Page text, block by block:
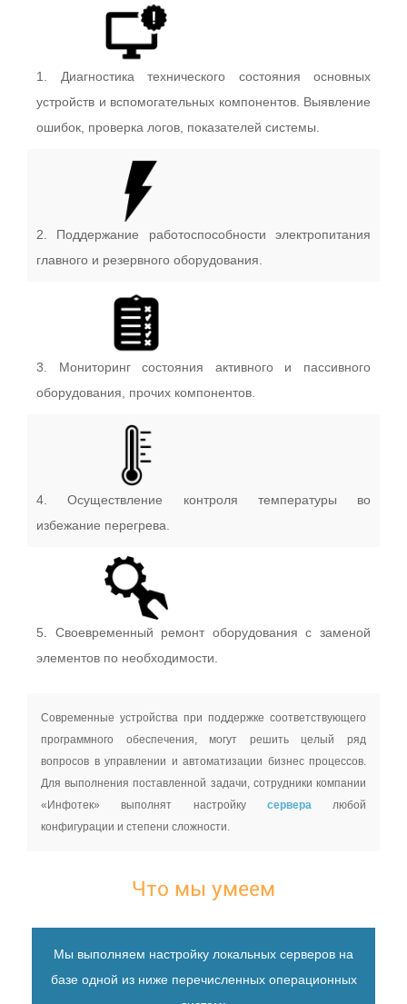
1. Диагностика технического состояния основных
устройств и вспомогательных компонентов. Выявление
ошибок, проверка логов, показателей системы.
2. Поддержание работоспособности электропитания
главного и резервного оборудования.
3. Мониторинг состояния активного и пассивного
оборудования, прочих компонентов.
4. Осуществление контроля температуры во
избежание перегрева.
5. Своевременный ремонт оборудования с заменой
элементов по необходимости.
Современные устройства при поддержке соответствующего
программного обеспечения, могут решить целый ряд
вопросов в управлении и автоматизации бизнес процессов.
Для выполнения поставленной задачи, сотрудники компании
«Инфотек» выполнят настройку сервералюбой
конфигурации и степени сложности.
Что мы умеем
Мы выполняем настройку локальных серверов на
базе одной из ниже перечисленных операционных